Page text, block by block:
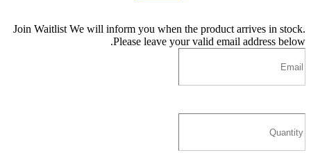
Join Waitlist We will inform you when the product arrives in stock.
Please leave your valid email address below.